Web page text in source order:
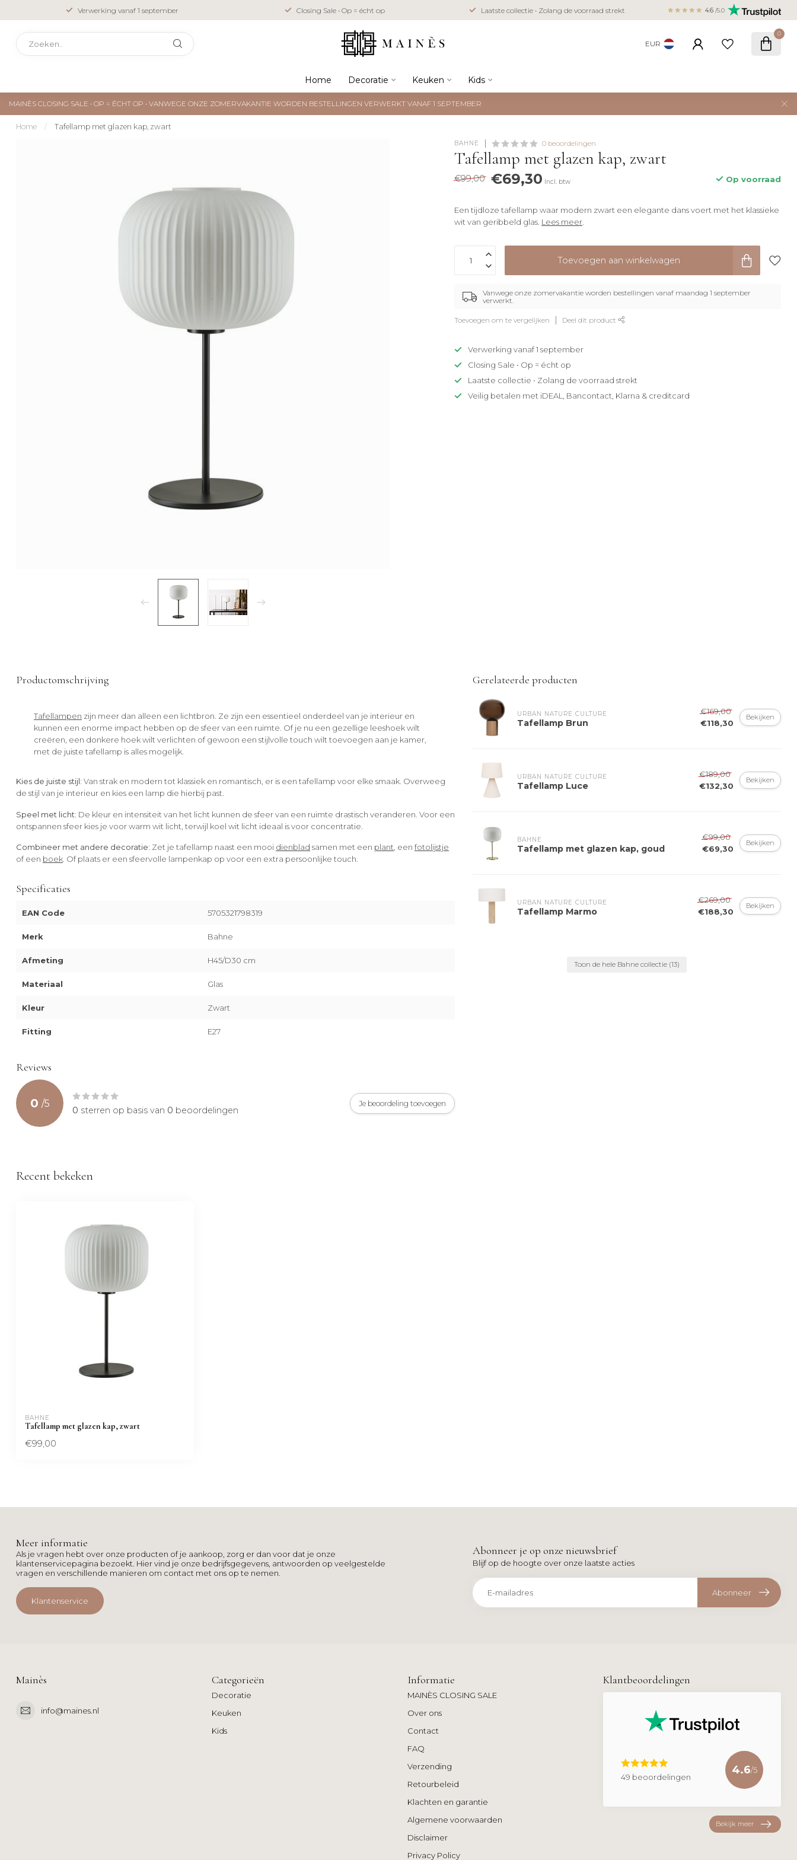
Verwerking vanaf 1 september Closing Sale • Op = écht op Laatste collectie • Zolang de voorraad strekt Veilig betalen met iDEAL, Bancontact,
creditcard 4.6 /5.0
EUR
0
Home Decoratie Keuken Kids
MAINÈS CLOSING SALE • OP = ÉCHT OP • VANWEGE ONZE ZOMERVAKANTIE WORDEN BESTELLINGEN VERWERKT VANAF 1 SEPTEMBER
Home / Tafellamp met glazen kap, zwart
BAHNE 0 beoordelingen
Tafellamp met glazen kap, zwart
€99,00 €69,30 Incl. btw Op voorraad
Een tijdloze tafellamp waar modern zwart een elegante dans voert met het klassieke
wit van geribbeld glas. Lees meer
Toevoegen aan winkelwagen
Vanwege onze zomervakantie worden bestellingen vanaf maandag 1 september
verwerkt.
Toevoegen om te vergelijken Deel dit product
Verwerking vanaf 1 september
Closing Sale • Op = écht op
Laatste collectie • Zolang de voorraad strekt
Veilig betalen met iDEAL, Bancontact, Klarna & creditcard
Productomschrijving
Tafellampen zijn meer dan alleen een lichtbron. Ze zijn een essentieel onderdeel van je interieur en
kunnen een enorme impact hebben op de sfeer van een ruimte. Of je nu een gezellige leeshoek wilt
creëren, een donkere hoek wilt verlichten of gewoon een stijlvolle touch wilt toevoegen aan je kamer,
met de juiste tafellamp is alles mogelijk.
Kies de juiste stijl: Van strak en modern tot klassiek en romantisch, er is een tafellamp voor elke smaak. Overweeg
de stijl van je interieur en kies een lamp die hierbij past.
Speel met licht: De kleur en intensiteit van het licht kunnen de sfeer van een ruimte drastisch veranderen. Voor een
ontspannen sfeer kies je voor warm wit licht, terwijl koel wit licht ideaal is voor concentratie.
Combineer met andere decoratie: Zet je tafellamp naast een mooi dienblad samen met een plant , een fotolijstje
of een boek . Of plaats er een sfeervolle lampenkap op voor een extra persoonlijke touch.
Specificaties
EAN Code 5705321798319
Merk Bahne
Afmeting H45/D30 cm
Materiaal Glas
Kleur Zwart
Fitting E27
Reviews
0 /5
0 sterren op basis van 0 beoordelingen
Je beoordeling toevoegen
Gerelateerde producten
URBAN NATURE CULTURE
Tafellamp Brun
€169,00
€118,30
Bekijken
URBAN NATURE CULTURE
Tafellamp Luce
€189,00
€132,30
Bekijken
BAHNE
Tafellamp met glazen kap, goud
€99,00
€69,30
Bekijken
URBAN NATURE CULTURE
Tafellamp Marmo
€269,00
€188,30
Bekijken
Toon de hele Bahne collectie (13)
Recent bekeken
BAHNE
Tafellamp met glazen kap, zwart
€99,00
Meer informatie
Als je vragen hebt over onze producten of je aankoop, zorg er dan voor dat je onze
klantenservicepagina bezoekt. Hier vind je onze bedrijfsgegevens, antwoorden op veelgestelde
vragen en verschillende manieren om contact met ons op te nemen.
Klantenservice
Abonneer je op onze nieuwsbrief
Blijf op de hoogte over onze laatste acties
Abonneer
Mainès
info@maines.nl
Categorieën
Decoratie
Keuken
Kids
Informatie
MAINÈS CLOSING SALE
Over ons
Contact
FAQ
Verzending
Retourbeleid
Klachten en garantie
Algemene voorwaarden
Disclaimer
Privacy Policy
Klantbeoordelingen
49 beoordelingen
4.6/5
Bekijk meer